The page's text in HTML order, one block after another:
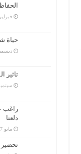
فبراير 16,
حياة
ديسمبر
تاثير
سبتمبر 5,
راغب
دلعنا
مايو 7, 2018
تحضير